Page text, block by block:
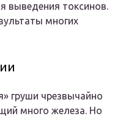
выведения токсинов.
многих
груши чрезвычайно
много железа. Но